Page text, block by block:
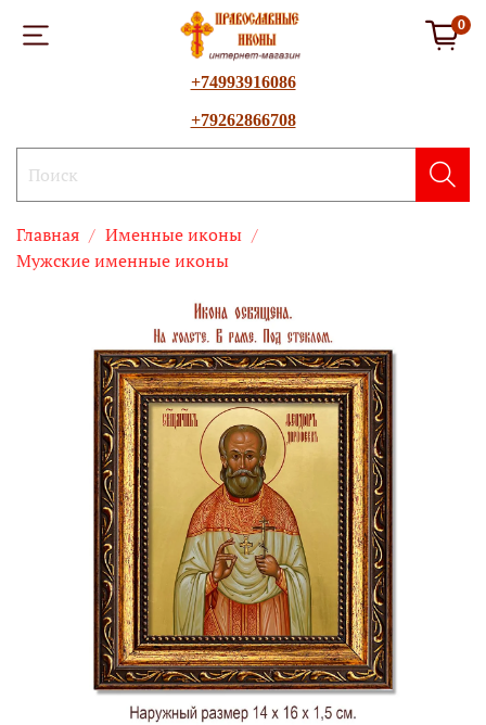
0
+74993916086
+79262866708
Главная
Именные иконы
Мужские именные иконы